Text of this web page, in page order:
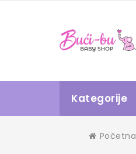
Kategorije
Početna